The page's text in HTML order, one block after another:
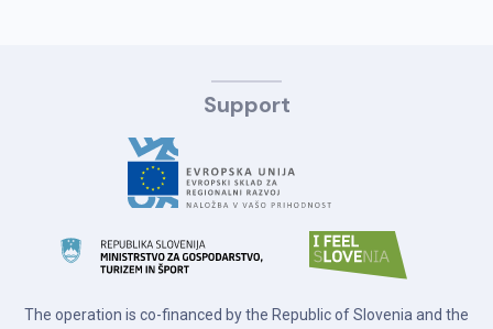
Support
The operation is co-financed by the Republic of Slovenia and the